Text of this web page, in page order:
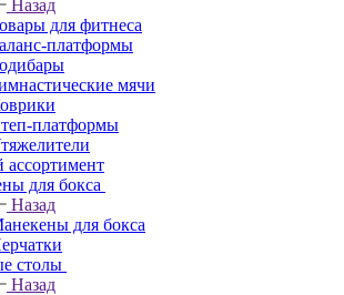
Назад
для фитнеса
платформы
мячи
платформы
для бокса
Назад
для бокса
столы
Назад